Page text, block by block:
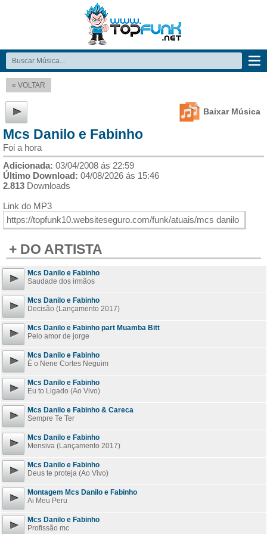
« VOLTAR
Baixar Música
Mcs Danilo e Fabinho
Foi a hora
Adicionada: 03/04/2008 ás 22:59
Último Download: 04/08/2026 ás 15:46
2.813 Downloads
Link do MP3
+ DO ARTISTA
Mcs Danilo e Fabinho
Saudade dos irmãos
Mcs Danilo e Fabinho
Decisão (Lançamento 2017)
Mcs Danilo e Fabinho part Muamba Bitt
Pelo amor de jorge
Mcs Danilo e Fabinho
É o Nene Cortes Neguim
Mcs Danilo e Fabinho
Eu to Ligado (Ao Vivo)
Mcs Danilo e Fabinho & Careca
Sempre Te Ter
Mcs Danilo e Fabinho
Mensiva (Lançamento 2017)
Mcs Danilo e Fabinho
Deus te proteja (Ao Vivo)
Montagem Mcs Danilo e Fabinho
Ai Meu Peru
Mcs Danilo e Fabinho
Profissão mc